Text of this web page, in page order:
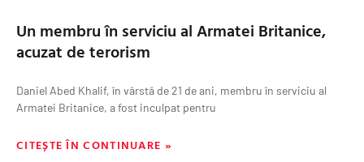
Un membru în serviciu al Armatei Britanice,
acuzat de terorism
Daniel Abed Khalif, în vârstă de 21 de ani, membru în serviciu al
Armatei Britanice, a fost inculpat pentru
CITEȘTE ÎN CONTINUARE »